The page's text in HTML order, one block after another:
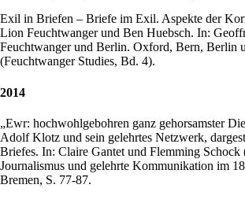
Exil in Briefen – Briefe im Exil. Aspekte der
Lion Feuchtwanger und Ben Huebsch. In:
Feuchtwanger und Berlin. Oxford, Bern, Berlin
(Feuchtwanger Studies, Bd. 4).
2014
„Ewr: hochwohlgebohren ganz gehorsamster
Adolf Klotz und sein gelehrtes Netzwerk,
Briefes. In: Claire Gantet und Flemming Schock
Journalismus und gelehrte Kommunikation im
Bremen, S. 77-87.